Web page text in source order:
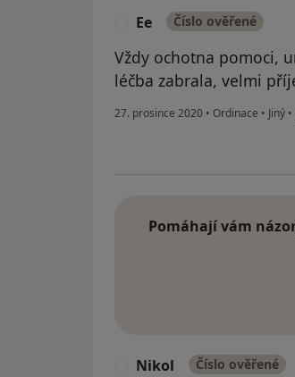
Ee Číslo ověřené
Vždy ochotna pomoci,
léčba zabrala, velmi
27. prosince 2020 • Ordinace • Jiný •
Pomáhají vám
Nikol Číslo ověřené